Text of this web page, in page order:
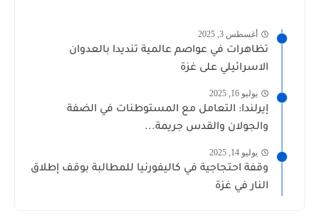
أغسطس 3, 2025
تظاهرات في عواصم عالمية تنديدا بالعدوان
الاسرائيلي على غزة
يوليو 16, 2025
إيرلندا: التعامل مع المستوطنات في الضفة
والجولان والقدس جريمة...
يوليو 14, 2025
وقفة احتجاجية في كاليفورنيا للمطالبة بوقف إطلاق
النار في غزة